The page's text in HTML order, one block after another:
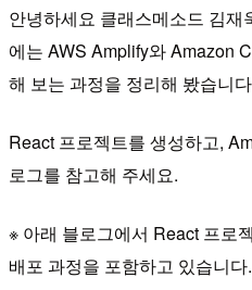
안녕하세요 클래스메소드 김
에는 AWS Amplify와 Amazon
해 보는 과정을 정리해 봤습니
React 프로젝트를 생성하고,
로그를 참고해 주세요.
※ 아래 블로그에서 React 프로
배포 과정을 포함하고 있습니다.